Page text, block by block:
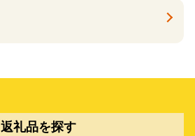
返礼品を探す